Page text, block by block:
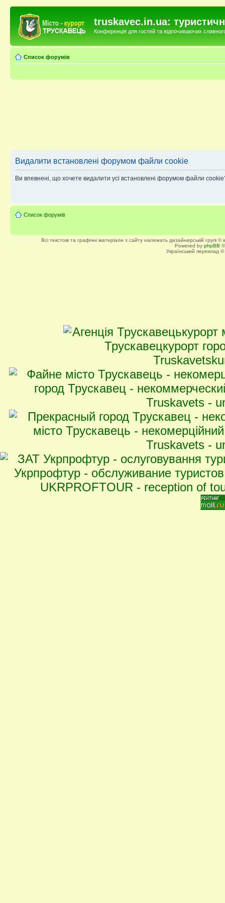
truskavec.in.ua:
Конференція для гостей та відпочиваючих
Список форумів
Видалити встановлені форумом файли cookie
Ви впевнені, що хочете видалити усі встановлені форумом файли
Список форумів
Всі текстові та графічні матеріали з сайту належать дизайнерській групі ©
Powered by phpBB
Український переклад